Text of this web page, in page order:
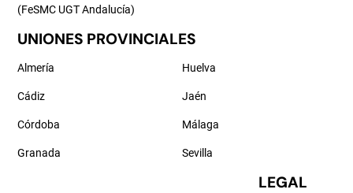
(FeSMC UGT Andalucía)
UNIONES PROVINCIALES
Almería
Cádiz
Córdoba
Granada
Huelva
Jaén
Málaga
Sevilla
LEGAL